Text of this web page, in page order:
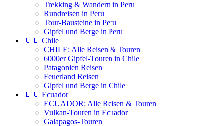
Trekking & Wandern in Peru
Rundreisen in Peru
Tour-Bausteine in Peru
Gipfel und Berge in Peru
🇨🇱 Chile
CHILE: Alle Reisen & Touren
6000er Gipfel-Touren in Chile
Patagonien Reisen
Feuerland Reisen
Gipfel und Berge in Chile
🇪🇨 Ecuador
ECUADOR: Alle Reisen & Touren
Vulkan-Touren in Ecuador
Galapagos-Touren